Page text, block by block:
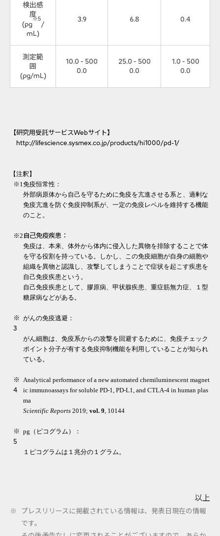
検出感
度
(pg
※5
/
mL)
3.9 6.8 0.4
測定範
囲
(pg/mL)
10.0 - 500
0.0
25.0 - 500
0.0
1.0 - 500
0.0
【研究用受託サービスWebサイト】
http://lifescience.sysmex.co.jp/products/hi1000/pd-1/
【注釈】
※1免疫恒常性：
外部病原体から自己を守るために免疫を亢進させる系と、過剰な
免疫亢進を防ぐ免疫抑制系が、一定の免疫レベルを維持する機能
のこと。
※2 自己免疫疾患：
免疫は、本来、体外から体内に侵入した異物を排除することで体
を守る役割を持っている。しかし、この免疫細胞が自身の細胞や
組織を異物と認識し、攻撃してしまうことで症状を起こす疾患を
自己免疫疾患という。
自己免疫疾患として、膠原病、甲状腺疾患、重症筋無力症、１型
糖尿病などがある。
※
3
がんの免疫逃避：
がん細胞は、免疫系からの攻撃を回避するために、免疫チェック
ポイント分子が有する免疫抑制機能を利用していることが知られ
ている。
※
4
Analytical performance of a new automated chemiluminescent magnet
ic immunoassays for soluble PD-1, PD-L1, and CTLA-4 in human plas
ma
Scientific Reports 2019; vol. 9, 10144
※
5
pg（ピコグラム）：
１ピコグラムは１兆分の１グラム。
以上
プレスリリースに掲載されている情報は、発表日現在の情報
です。